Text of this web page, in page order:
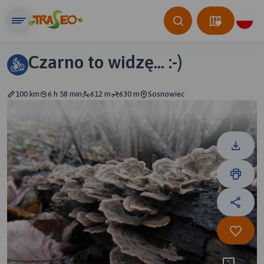
Czarno to widzę... :-)
100 km 6 h 58 min 612 m 630 m Sosnowiec